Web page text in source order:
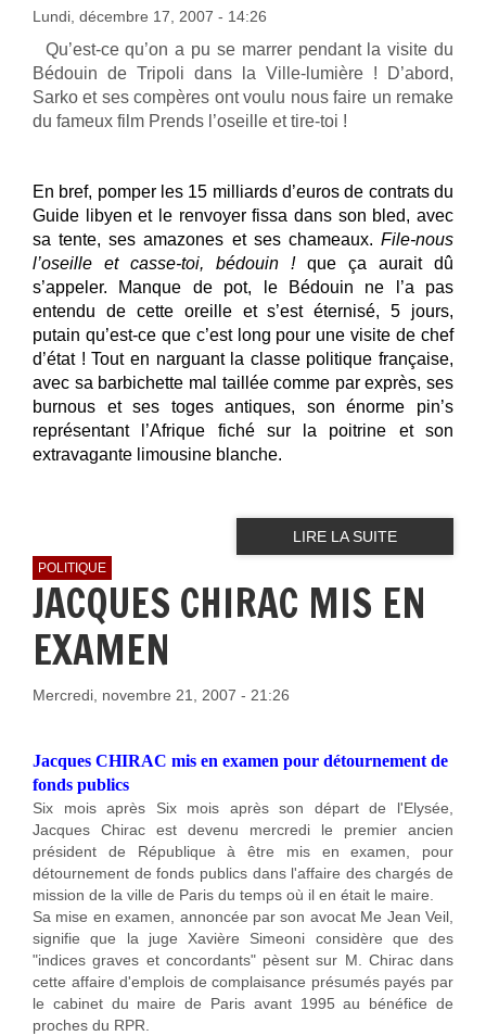
Lundi, décembre 17, 2007 - 14:26
Qu’est-ce qu’on a pu se marrer pendant la visite du
Bédouin de Tripoli dans la Ville-lumière ! D’abord,
Sarko et ses compères ont voulu nous faire un remake
du fameux film Prends l’oseille et tire-toi !
En bref, pomper les 15 milliards d’euros de contrats du
Guide libyen et le renvoyer fissa dans son bled, avec
sa tente, ses amazones et ses chameaux. File-nous
l’oseille et casse-toi, bédouin ! que ça aurait dû
s’appeler. Manque de pot, le Bédouin ne l’a pas
entendu de cette oreille et s’est éternisé, 5 jours,
putain qu’est-ce que c’est long pour une visite de chef
d’état ! Tout en narguant la classe politique française,
avec sa barbichette mal taillée comme par exprès, ses
burnous et ses toges antiques, son énorme pin’s
représentant l’Afrique fiché sur la poitrine et son
extravagante limousine blanche.
LIRE LA SUITE
POLITIQUE
JACQUES CHIRAC MIS EN
EXAMEN
Mercredi, novembre 21, 2007 - 21:26
Jacques CHIRAC mis en examen pour détournement de
fonds publics
Six mois après Six mois après son départ de l'Elysée,
Jacques Chirac est devenu mercredi le premier ancien
président de République à être mis en examen, pour
détournement de fonds publics dans l'affaire des chargés de
mission de la ville de Paris du temps où il en était le maire.
Sa mise en examen, annoncée par son avocat Me Jean Veil,
signifie que la juge Xavière Simeoni considère que des
"indices graves et concordants" pèsent sur M. Chirac dans
cette affaire d'emplois de complaisance présumés payés par
le cabinet du maire de Paris avant 1995 au bénéfice de
proches du RPR.